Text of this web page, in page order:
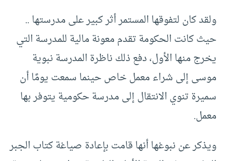
ولقد كان لتفوقها المستمر أثر كبير على مدرستها ..
حيث كانت الحكومة تقدم معونة مالية للمدرسة التي
يخرج منها الأول، دفع ذلك ناظرة المدرسة نبوية
موسى إلى شراء معمل خاص حينما سمعت يومًا أن
سميرة تنوي الانتقال إلى مدرسة حكومية يتوفر بها
معمل.
ويذكر عن نبوغها أنها قامت بإعادة صياغة كتاب الجبر